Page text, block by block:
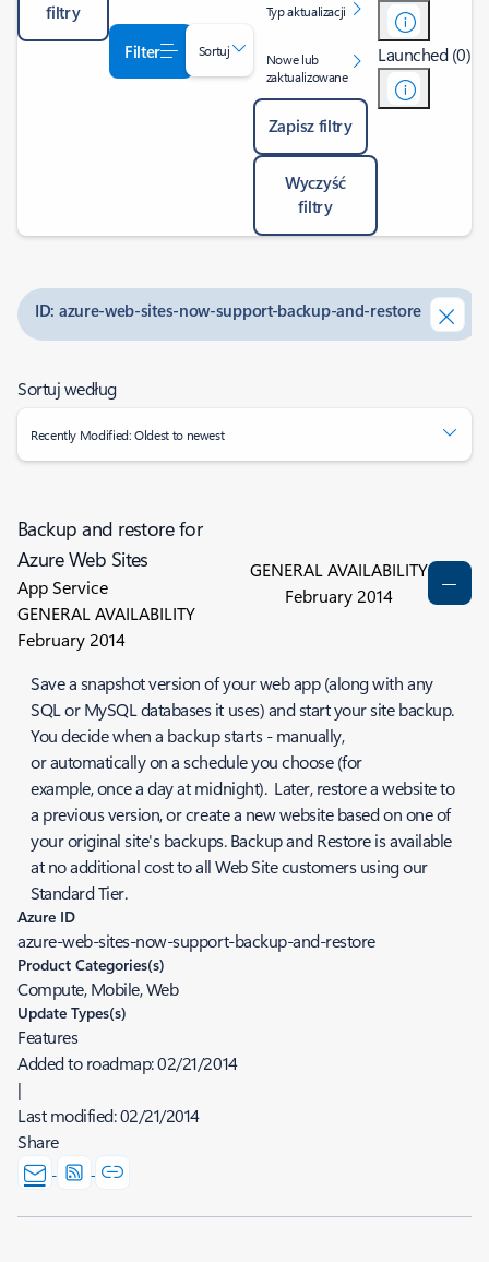
filtry
Filter Sortuj
Typ aktualizacji
Nowe lub
zaktualizowane
Zapisz filtry
Wyczyść
filtry
Launched (0)
ID: azure-web-sites-now-support-backup-and-restore
Sortuj według
Recently Modified: Oldest to newest
Backup and restore for
Azure Web Sites
App Service
GENERAL AVAILABILITY
February 2014
GENERAL AVAILABILITY
February 2014
Save a snapshot version of your web app (along with any
SQL or MySQL databases it uses) and start your site backup.
You decide when a backup starts - manually,
or automatically on a schedule you choose (for
example, once a day at midnight). Later, restore a website to
a previous version, or create a new website based on one of
your original site's backups. Backup and Restore is available
at no additional cost to all Web Site customers using our
Standard Tier.
Azure ID
azure-web-sites-now-support-backup-and-restore
Product Categories(s)
Compute, Mobile, Web
Update Types(s)
Features
Added to roadmap:02/21/2014
|
Last modified:02/21/2014
Share